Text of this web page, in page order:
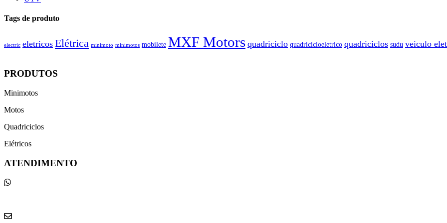
Tags de produto
electric eletricos Elétrica minimoto minimotos mobilete MXF Motors quadriciclo quadricicloeletrico quadriciclos sudu veiculo
PRODUTOS
Minimotos
Motos
Quadriciclos
Elétricos
ATENDIMENTO